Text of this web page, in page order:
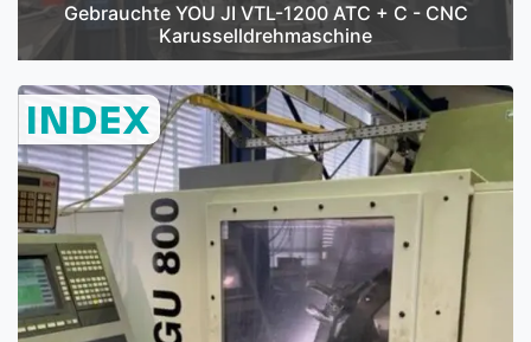
Gebrauchte YOU JI VTL-1200 ATC + C - CNC
Karusselldrehmaschine